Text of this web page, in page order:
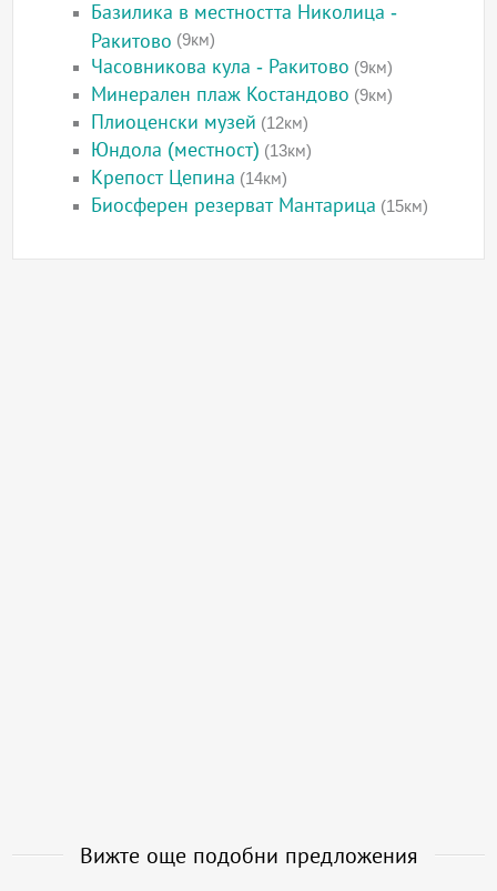
Базилика в местността Николица -
Ракитово (9км)
Часовникова кула - Ракитово (9км)
Минерален плаж Костандово (9км)
Плиоценски музей (12км)
Юндола (местност) (13км)
Крепост Цепина (14км)
Биосферен резерват Мантарица (15км)
Вижте още подобни предложения